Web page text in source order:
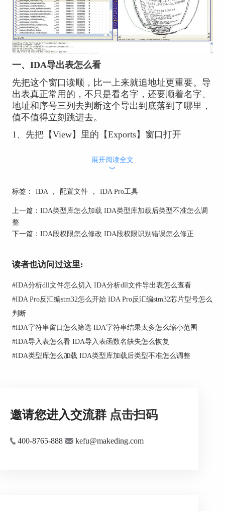
一、IDA导出表怎么看
先把这个窗口读顺，比一上来就追地址更重要。导
出表真正常用的，不只是看名字，还要顺着名字、
地址和序号三列去判断这个导出到底落到了哪里，
值不值得立刻跳进去。
1、先把【View】里的【Exports】窗口打开
准子窗口里，说明这本来就是常规分析视图，不需
息，也就是导出名、导出地址和导出序号。平时看
2、先按三列来读不要只盯名字
Exports窗口里最容易被忽略的是Ordinal。可现实里
三列定义得很清楚，所以真要核导出表，别只看名
字好不好认，也要看地址和序号是不是对应得上。
3、看到地址后先跳过去看它到底是什么
很多人以为导出表里的东西一定是函数入口，这个
习惯在IDA里很容易把人带偏。Hex-Rays在版本说
明里专门提到，Exports窗口里的条目会按类型显示
不同图标，可能是函数，也可能是数据，甚至还是
未定义项。也就是说，某个导出点进去以后如果不
如果你已经跳到某个导出地址，旁边的【Address
个视图会跟随当前地址自动更新，能看到当前地址
展开阅读全文
︾
标签： IDA ， 配置文件 ， IDA Pro工具
上一篇： IDA类型库怎么加载 IDA类型库加载后类型不准怎么调
整
下一篇： IDA段权限怎么修改 IDA段权限识别错误怎么修正
读者也访问过这里:
#IDA分析dll文件怎么切入 IDA分析dll文件导出表怎么查看
#IDA Pro反汇编stm32怎么开始 IDA Pro反汇编stm32芯片型号怎么
判断
#IDA字符串窗口怎么筛选 IDA字符串结果太多怎么缩小范围
#IDA导入表怎么看 IDA导入表函数名缺失怎么恢复
#IDA类型库怎么加载 IDA类型库加载后类型不准怎么调整
邀请您进入交流群 点击扫码
400-8765-888 kefu@makeding.com